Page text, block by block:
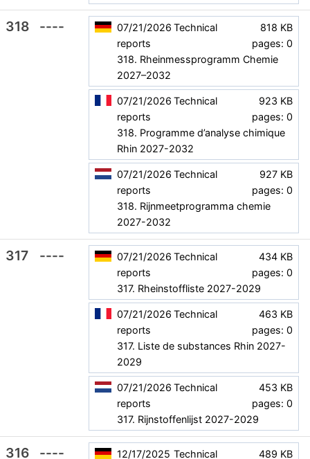
318 ----
818 KB
pages: 0
07/21/2026 Technical
reports
318. Rheinmessprogramm Chemie
2027–2032
923 KB
pages: 0
07/21/2026 Technical
reports
318. Programme d’analyse chimique
Rhin 2027-2032
927 KB
pages: 0
07/21/2026 Technical
reports
318. Rijnmeetprogramma chemie
2027-2032
317 ----
434 KB
pages: 0
07/21/2026 Technical
reports
317. Rheinstoffliste 2027-2029
463 KB
pages: 0
07/21/2026 Technical
reports
317. Liste de substances Rhin 2027-
2029
453 KB
pages: 0
07/21/2026 Technical
reports
317. Rijnstoffenlijst 2027-2029
316 ---- 489 KB
12/17/2025 Technical